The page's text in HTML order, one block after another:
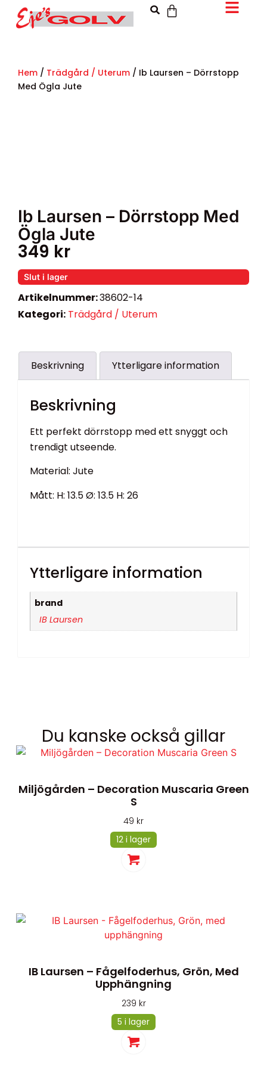
Hem / Trädgård / Uterum / Ib Laursen – Dörrstopp
Med Ögla Jute
Ib Laursen – Dörrstopp Med
Ögla Jute
349 kr
Slut i lager
Artikelnummer:38602-14
Kategori: Trädgård / Uterum
Beskrivning Ytterligare information
Beskrivning
Ett perfekt dörrstopp med ett snyggt och
trendigt utseende.
Material: Jute
Mått: H: 13.5 Ø: 13.5 H: 26
Ytterligare information
brand
IB Laursen
Du kanske också gillar
Miljögården – Decoration Muscaria Green
S
49 kr
12 i lager
IB Laursen – Fågelfoderhus, Grön, Med
Upphängning
239 kr
5 i lager